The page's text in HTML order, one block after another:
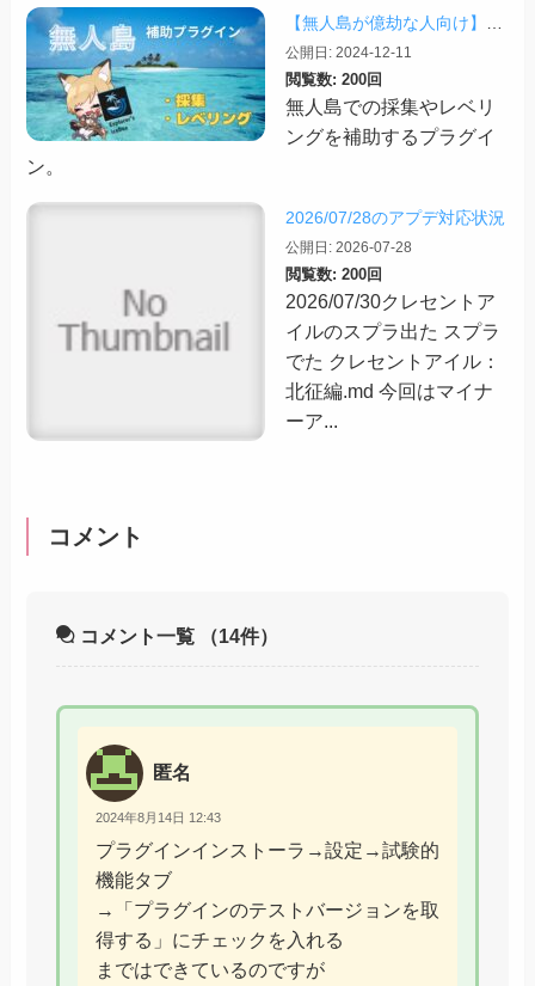
【無人島が億劫な人向け】無人島のレベリングと素材集め補助プラグイン「Explorer’s Icebox」
公開日: 2024-12-11
閲覧数: 200回
無人島での採集やレベリ
ングを補助するプラグイ
ン。
2026/07/28のアプデ対応状況
公開日: 2026-07-28
閲覧数: 200回
2026/07/30クレセントア
イルのスプラ出た スプラ
でた クレセントアイル：
北征編.md 今回はマイナ
ーア...
コメント
コメント一覧 （14件）
匿名
2024年8月14日 12:43
プラグインインストーラ→設定→試験的
機能タブ
→「プラグインのテストバージョンを取
得する」にチェックを入れる
まではできているのですが